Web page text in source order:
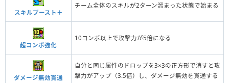
スキルブースト＋
チーム全体のスキルが2ターン溜まった状態で始まる
超コンボ強化
10コンボ以上で攻撃力が5倍になる
ダメージ無効貫通
自分と同じ属性のドロップを3×3の正方形で消すと攻
撃力がアップ（3.5倍）し、ダメージ無効を貫通する